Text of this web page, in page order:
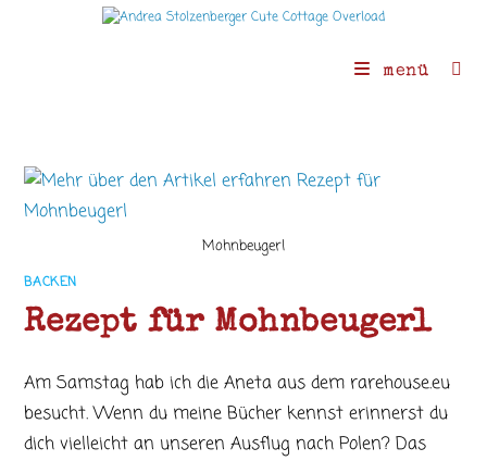
menü
Mohnbeugerl
BACKEN
Rezept für Mohnbeugerl
Am Samstag hab ich die Aneta aus dem rarehouse.eu
besucht. Wenn du meine Bücher kennst erinnerst du
dich vielleicht an unseren Ausflug nach Polen? Das